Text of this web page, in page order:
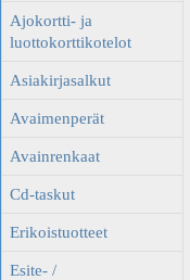
Ajokortti- ja
luottokorttikotelot
Asiakirjasalkut
Avaimenperät
Avainrenkaat
Cd-taskut
Erikoistuotteet
Esite- /